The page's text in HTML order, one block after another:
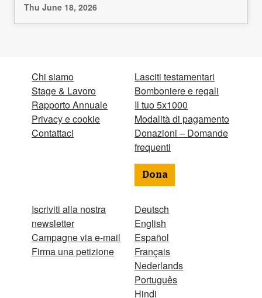
Thu June 18, 2026
Chi siamo
Stage & Lavoro
Rapporto Annuale
Privacy e cookie
Contattaci
Iscriviti alla nostra
newsletter
Campagne via e-mail
Firma una petizione
Lasciti testamentari
Bomboniere e regali
Il tuo 5x1000
Modalità di pagamento
Donazioni – Domande
frequenti
Dona
Deutsch
English
Español
Français
Nederlands
Português
Hindi